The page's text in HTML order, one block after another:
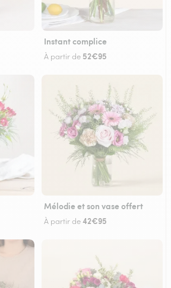
Instant complice
À partir de 52€95
Mélodie et son vase offert
À partir de42€95